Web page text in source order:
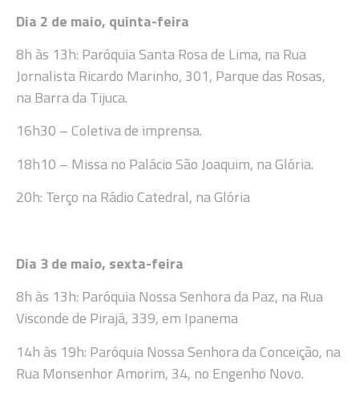
Dia 2 de maio, quinta-feira
8h às 13h: Paróquia Santa Rosa de Lima, na Rua
Jornalista Ricardo Marinho, 301, Parque das Rosas,
na Barra da Tijuca.
16h30 – Coletiva de imprensa.
18h10 – Missa no Palácio São Joaquim, na Glória.
20h: Terço na Rádio Catedral, na Glória
Dia 3 de maio, sexta-feira
8h às 13h: Paróquia Nossa Senhora da Paz, na Rua
Visconde de Pirajá, 339, em Ipanema
14h às 19h: Paróquia Nossa Senhora da Conceição, na
Rua Monsenhor Amorim, 34, no Engenho Novo.